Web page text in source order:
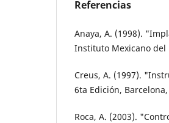
Referencias
Anaya, A. (1998).
Instituto Mexicano del
Creus, A. (1997).
6ta Edición,
Roca, A. (2003).